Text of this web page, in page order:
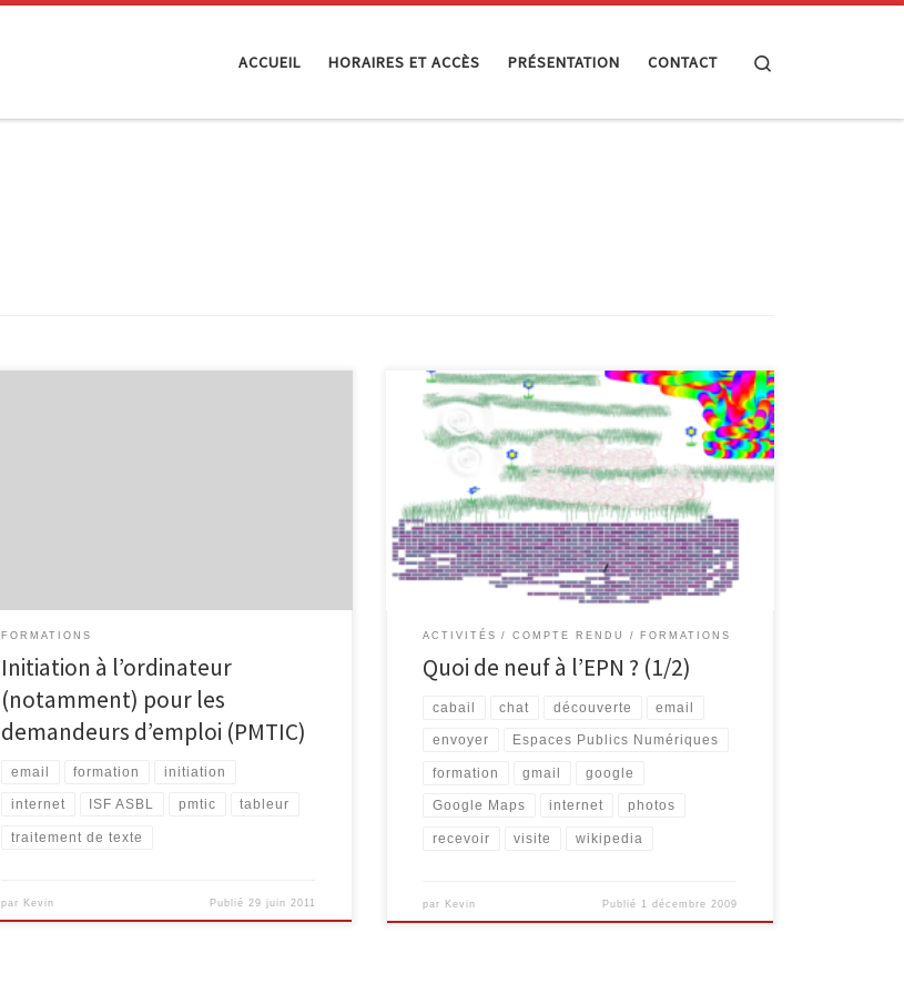
ACCUEIL HORAIRES ET ACCÈS PRÉSENTATION CONTACT
FORMATIONS
Initiation à l’ordinateur
(notamment) pour les
demandeurs d’emploi (PMTIC)
email formation initiation
internet ISF ASBL pmtic tableur
traitement de texte
par Kevin Publié 29 juin 2011
Ces dernières semaines, l’EPN a été actif sur plusieurs
plans. Ainsi, les trois premières séances d’une
formation visant la découverte d’Internet ont eu lieu,
ainsi que des animations d’éducation aux médias et
aux dangers d’Internet, en collaboration avec des
classes de l’enseignement secondaire. Comme
promis, voici un petit compte-rendu des […]
ACTIVITÉS COMPTE RENDU FORMATIONS
Quoi de neuf à l’EPN ? (1/2)
cabail chat découverte email
envoyer Espaces Publics Numériques
formation gmail google
Google Maps internet photos
recevoir visite wikipedia
par Kevin Publié 1 décembre 2009